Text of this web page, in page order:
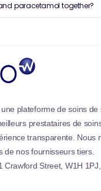
paracetamol together?
plateforme de soins de
prestataires de
transparente. Nous
de nos fournisseurs tiers.
Crawford Street, W1H